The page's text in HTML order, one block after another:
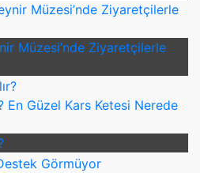
Müzesi’nde Ziyaretçilerle
En Güzel Kars Ketesi Nerede